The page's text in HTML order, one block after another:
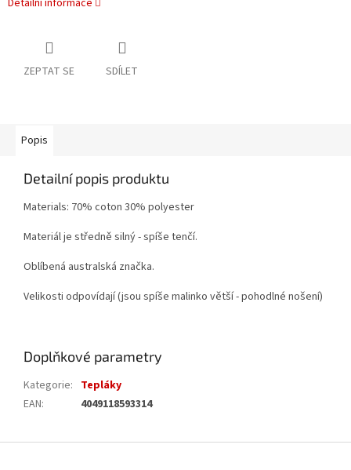
Detailní informace
ZEPTAT SE SDÍLET
Popis
Detailní popis produktu
Materials: 70% coton 30% polyester
Materiál je středně silný - spíše tenčí.
Oblíbená australská značka.
Velikosti odpovídají (jsou spíše malinko větší - pohodlné nošení)
Doplňkové parametry
Kategorie: Tepláky
EAN: 4049118593314